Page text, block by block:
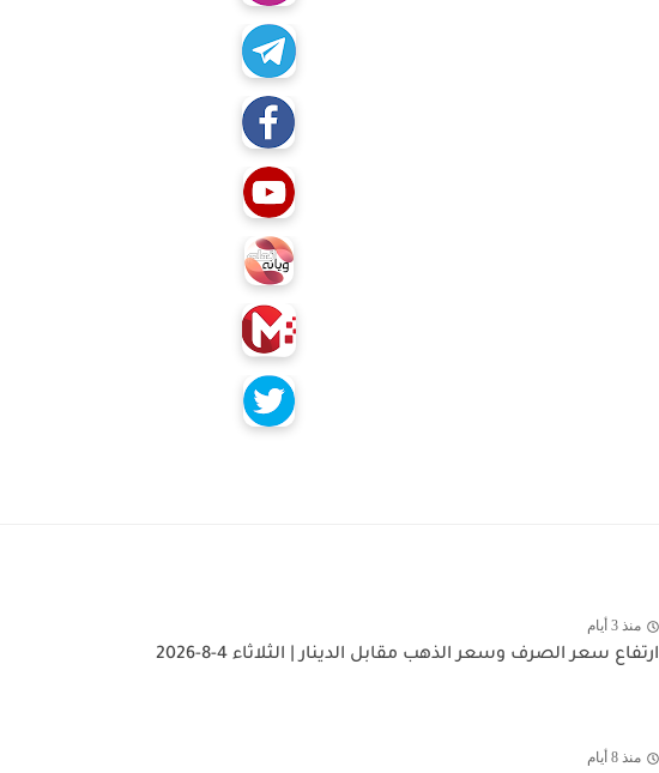
منذ 3 أيام
ارتفاع سعر الصرف وسعر الذهب مقابل الدينار | الثلاثاء 4-8-2026
منذ 8 أيام